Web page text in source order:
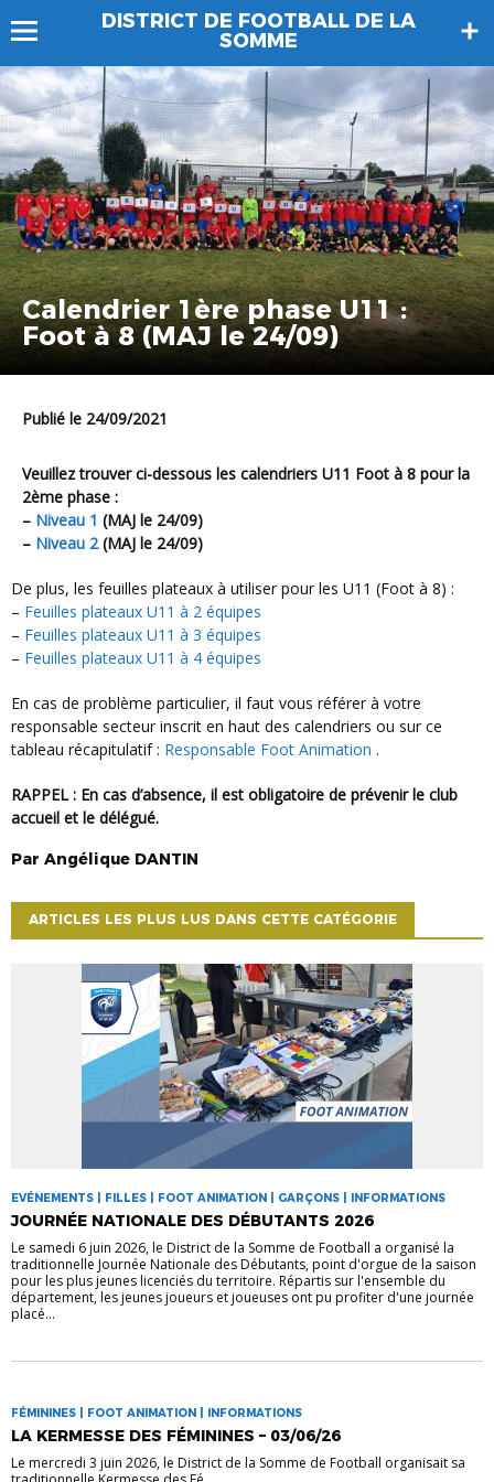
DISTRICT DE FOOTBALL DE LA
SOMME
Calendrier 1ère phase U11 :
Foot à 8 (MAJ le 24/09)
Publié le 24/09/2021
Veuillez trouver ci-dessous les calendriers U11 Foot à 8 pour la
2ème phase :
– Niveau 1 (MAJ le 24/09)
– Niveau 2(MAJ le 24/09)
De plus, les feuilles plateaux à utiliser pour les U11 (Foot à 8) :
– Feuilles plateaux U11 à 2 équipes
– Feuilles plateaux U11 à 3 équipes
– Feuilles plateaux U11 à 4 équipes
En cas de problème particulier, il faut vous référer à votre
responsable secteur inscrit en haut des calendriers ou sur ce
tableau récapitulatif : Responsable Foot Animation .
RAPPEL : En cas d’absence, il est obligatoire de prévenir le club
accueil et le délégué.
Par Angélique DANTIN
ARTICLES LES PLUS LUS DANS CETTE CATÉGORIE
EVÉNEMENTS | FILLES | FOOT ANIMATION | GARÇONS | INFORMATIONS
JOURNÉE NATIONALE DES DÉBUTANTS 2026
Le samedi 6 juin 2026, le District de la Somme de Football a organisé la
traditionnelle Journée Nationale des Débutants, point d'orgue de la saison
pour les plus jeunes licenciés du territoire. Répartis sur l'ensemble du
département, les jeunes joueurs et joueuses ont pu profiter d'une journée
placé...
FÉMININES | FOOT ANIMATION | INFORMATIONS
LA KERMESSE DES FÉMININES – 03/06/26
Le mercredi 3 juin 2026, le District de la Somme de Football organisait sa